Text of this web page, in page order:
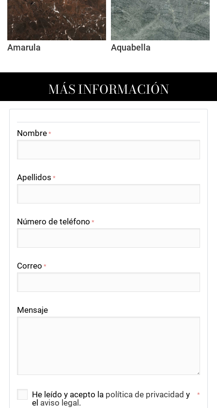
Amarula Aquabella
MÁS INFORMACIÓN
Nombre *
Apellidos *
Número de teléfono *
Correo *
Mensaje
He leído y acepto la política de privacidad y
el aviso legal .
*